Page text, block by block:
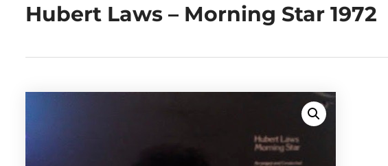
Hubert Laws – Morning Star 1972